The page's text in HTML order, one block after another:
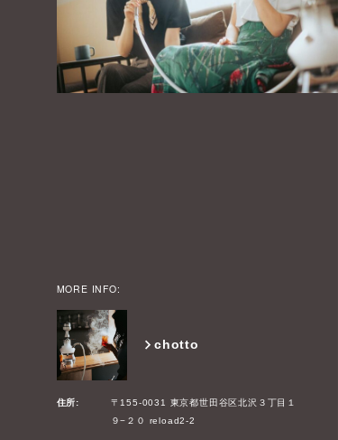
MORE INFO:
chotto
住所:
〒155-0031 東京都世田谷区北沢３丁目１
９−２０ reload2-2